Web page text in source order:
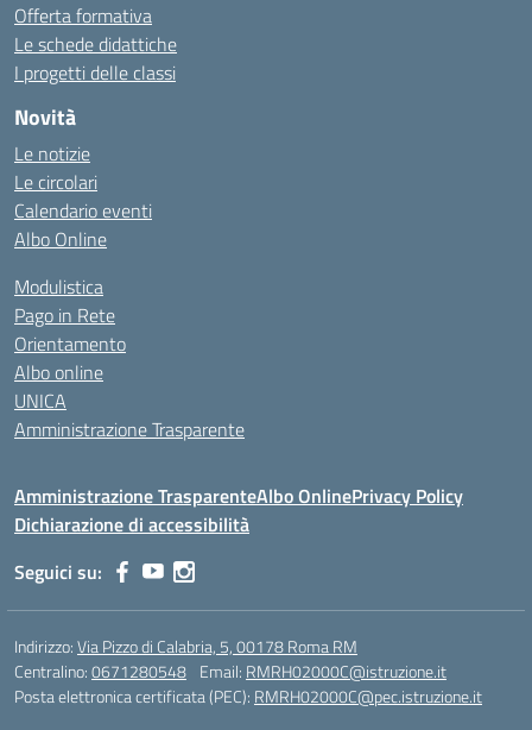
Offerta formativa
Le schede didattiche
I progetti delle classi
Novità
Le notizie
Le circolari
Calendario eventi
Albo Online
Modulistica
Pago in Rete
Orientamento
Albo online
UNICA
Amministrazione Trasparente
Amministrazione TrasparenteAlbo OnlinePrivacy Policy
Dichiarazione di accessibilità
Seguici su:
Indirizzo:Via Pizzo di Calabria, 5, 00178 Roma RM
Centralino:0671280548 Email: RMRH02000C@istruzione.it
Posta elettronica certificata (PEC): RMRH02000C@pec.istruzione.it